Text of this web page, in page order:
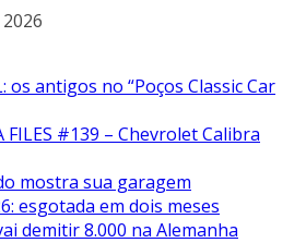
os antigos no “Poços Classic Car
FILES #139 – Chevrolet Calibra
mostra sua garagem
esgotada em dois meses
demitir 8.000 na Alemanha